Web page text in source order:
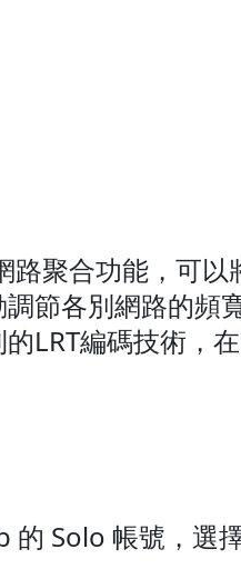
聚合功能，可
節各別網路的頻
LRT編碼技術，
Solo 帳號，選